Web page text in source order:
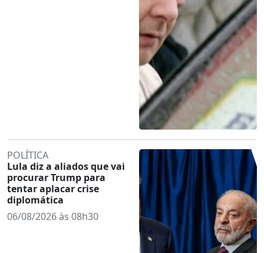
POLÍTICA
Lula diz a aliados que vai
procurar Trump para
tentar aplacar crise
diplomática
06/08/2026 às 08h30